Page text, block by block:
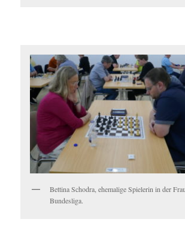
Bettina Schodra, ehemalige Spielerin in der
Bundesliga.